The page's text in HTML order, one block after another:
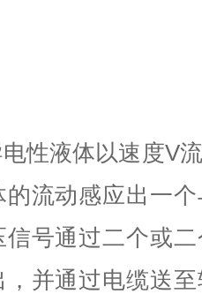
性液体以速度V
流动感应出一
信号通过二个或
并通过电缆送